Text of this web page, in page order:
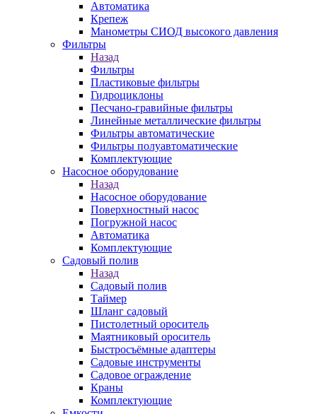
Автоматика
Крепеж
Манометры СИОД высокого давления
Фильтры
Назад
Фильтры
Пластиковые фильтры
Гидроциклоны
Песчано-гравийные фильтры
Линейные металлические фильтры
Фильтры автоматические
Фильтры полуавтоматические
Комплектующие
Насосное оборудование
Назад
Насосное оборудование
Поверхностный насос
Погружной насос
Автоматика
Комплектующие
Садовый полив
Назад
Садовый полив
Таймер
Шланг садовый
Пистолетный ороситель
Маятниковый ороситель
Быстросъёмные адаптеры
Садовые инструменты
Садовое ограждение
Краны
Комплектующие